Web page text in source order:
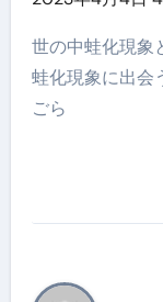
世の中蛙化現象
蛙化現象に出会
ごら